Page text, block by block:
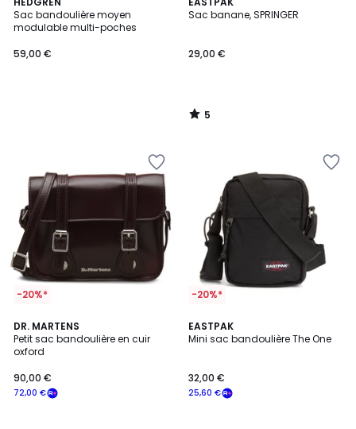
Sac bandoulière moyen
modulable multi-poches
59,00 €
Sac banane, SPRINGER
29,00 €
/
5
/
-20%*
DR. MARTENS
Petit sac bandoulière en cuir
oxford
72,00 €
90,00 €
-20%*
EASTPAK
Mini sac bandoulière The One
25,60 €
32,00 €
4,1
/ 5